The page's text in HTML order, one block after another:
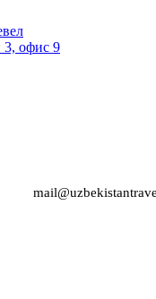
3, офис 9